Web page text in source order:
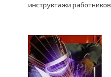
инструктажи работников